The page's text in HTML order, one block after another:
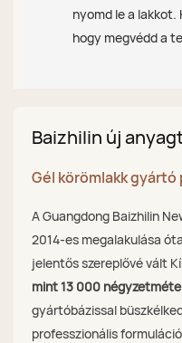
nyomd le a lakkot.
hogy megvédd a
Baizhilin új
Gél körömlakk
A Guangdong Baizhilin
2014-es megalakulása
jelentős szereplővé vált
mint 13 000
gyártóbázissal
professzionális